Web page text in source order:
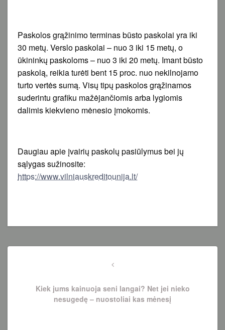
Paskolos grąžinimo terminas būsto paskolai yra iki
30 metų. Verslo paskolai – nuo 3 iki 15 metų, o
ūkininkų paskoloms – nuo 3 iki 20 metų. Imant būsto
paskolą, reikia turėti bent 15 proc. nuo nekilnojamo
turto vertės sumą. Visų tipų paskolos grąžinamos
suderintu grafiku mažėjančiomis arba lygiomis
dalimis kiekvieno mėnesio įmokomis.
Daugiau apie įvairių paskolų pasiūlymus bei jų
sąlygas sužinosite:
https://www.vilniauskreditounija.lt/
Navigacija
Previous
Kiek jums kainuoja seni langai? Net jei nieko
nesugedę – nuostoliai kas mėnesį